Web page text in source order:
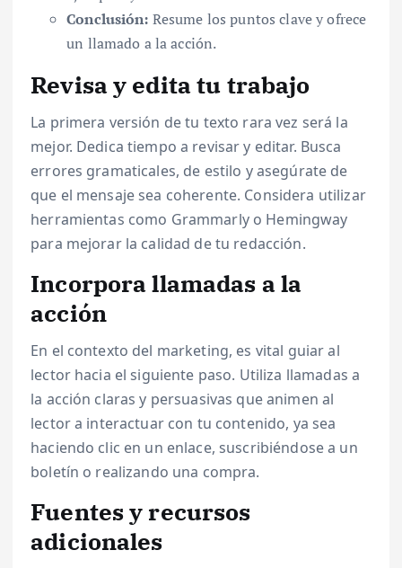
Conclusión: Resume los puntos clave y ofrece
un llamado a la acción.
Revisa y edita tu trabajo
La primera versión de tu texto rara vez será la
mejor. Dedica tiempo a revisar y editar. Busca
errores gramaticales, de estilo y asegúrate de
que el mensaje sea coherente. Considera utilizar
herramientas como Grammarly o Hemingway
para mejorar la calidad de tu redacción.
Incorpora llamadas a la
acción
En el contexto del marketing, es vital guiar al
lector hacia el siguiente paso. Utiliza llamadas a
la acción claras y persuasivas que animen al
lector a interactuar con tu contenido, ya sea
haciendo clic en un enlace, suscribiéndose a un
boletín o realizando una compra.
Fuentes y recursos
adicionales